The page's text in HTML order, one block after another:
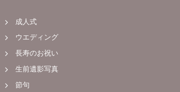
成人式
ウエディング
長寿のお祝い
生前遺影写真
節句